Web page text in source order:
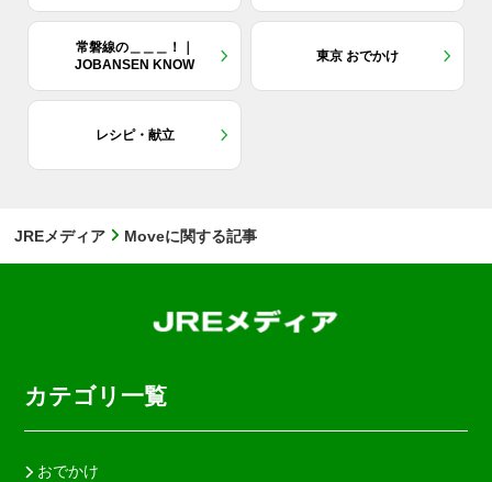
常磐線の＿＿＿！｜
JOBANSEN KNOW
東京 おでかけ
レシピ・献立
JREメディア Moveに関する記事
カテゴリ一覧
おでかけ